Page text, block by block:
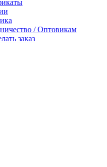
/ Оптовикам
заказ